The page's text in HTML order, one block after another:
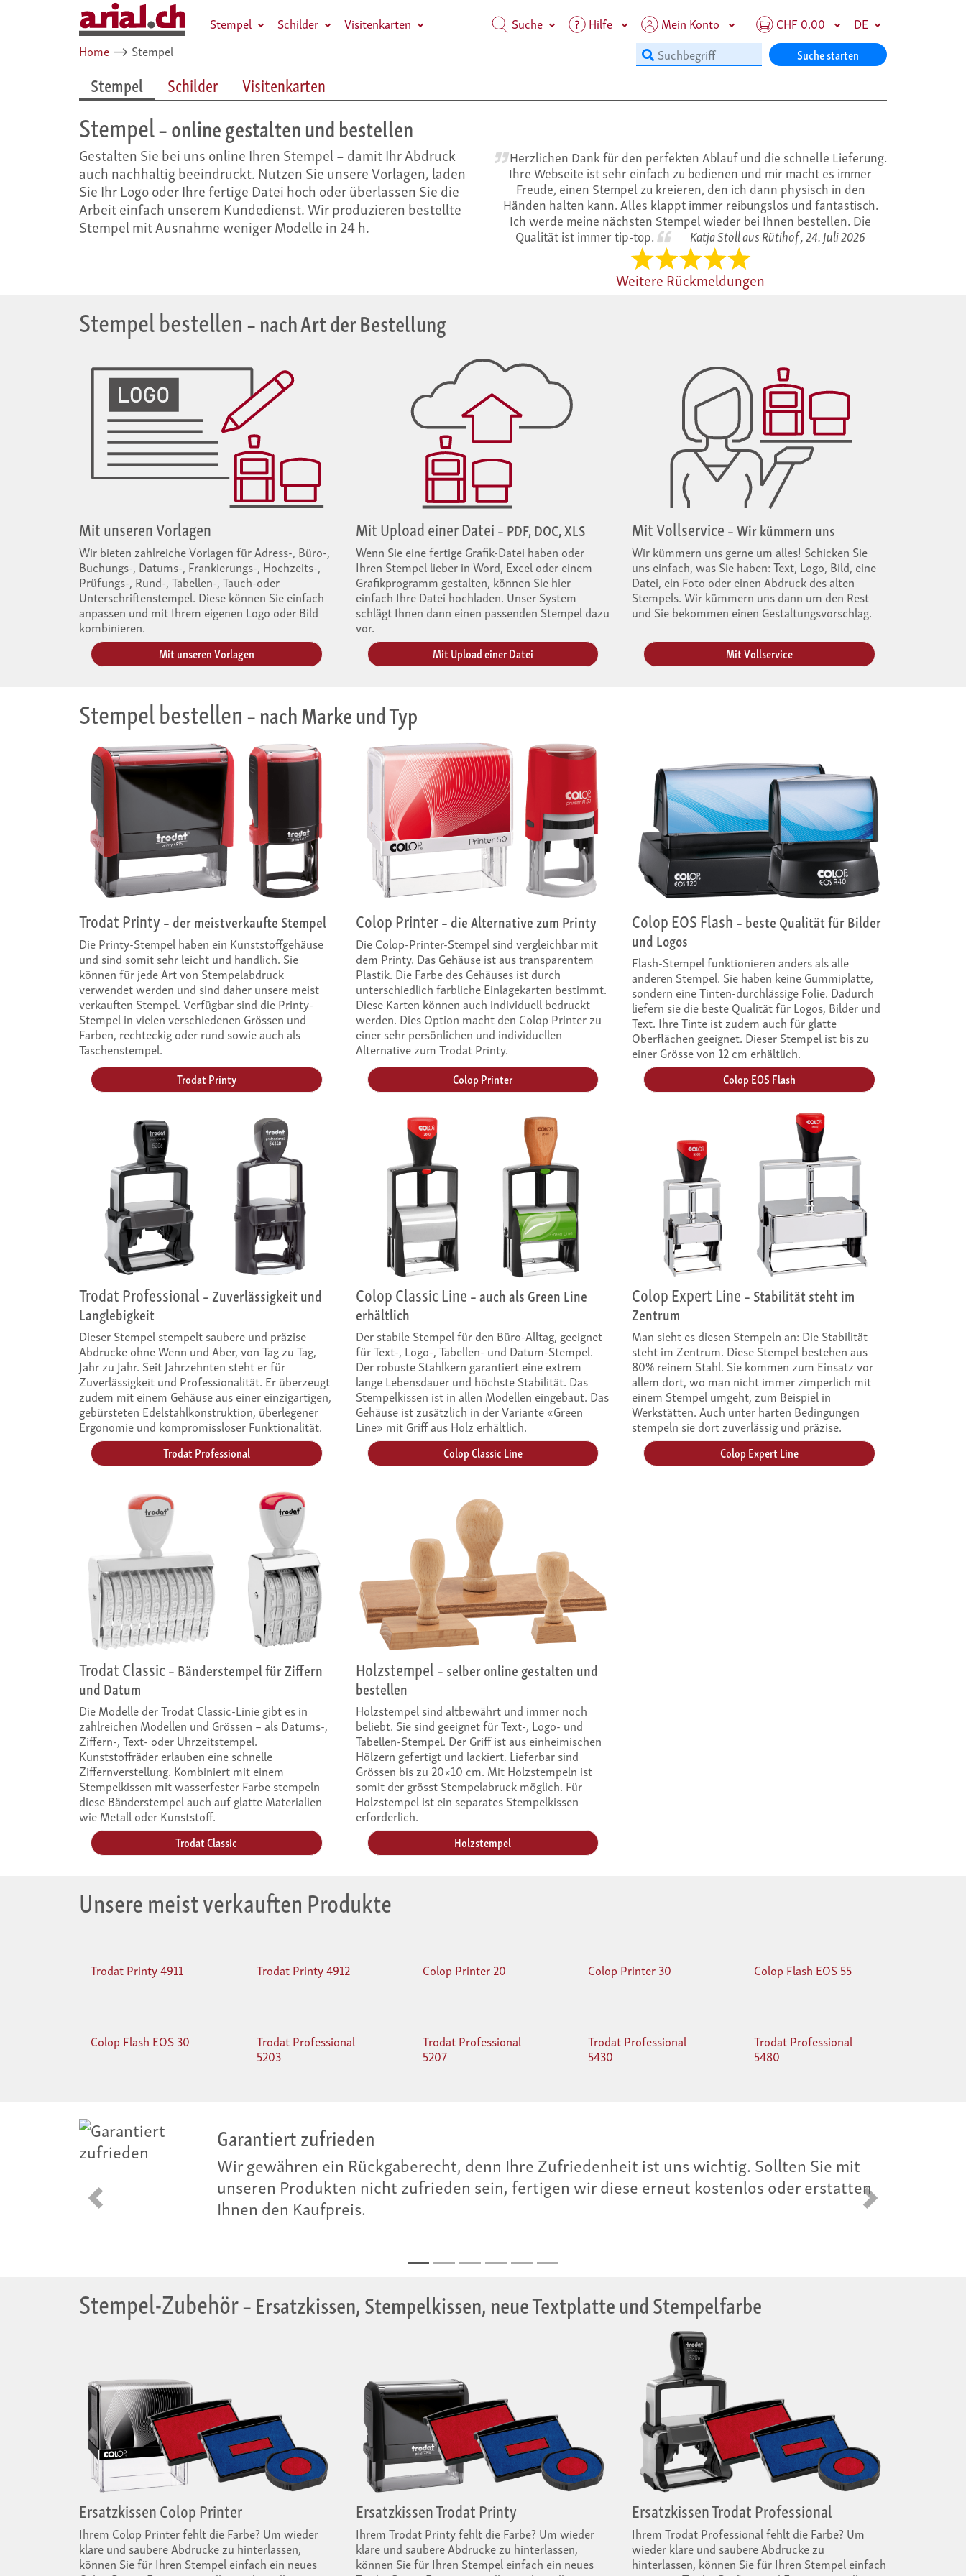
Stempel Schilder Visitenkarten Suche Hilfe Mein Konto CHF 0.00
DE
Home ⟶ Stempel Suche starten
Stempel Schilder Visitenkarten
Stempel– online gestalten und bestellen
Gestalten Sie bei uns online Ihren Stempel – damit Ihr Abdruck
auch nachhaltig beeindruckt. Nutzen Sie unsere Vorlagen, laden
Sie Ihr Logo oder Ihre fertige Datei hoch oder überlassen Sie die
Arbeit einfach unserem Kundedienst. Wir produzieren bestellte
Stempel mit Ausnahme weniger Modelle in 24 h.
Herzlichen Dank für den perfekten Ablauf und die schnelle Lieferung.
Ihre Webseite ist sehr einfach zu bedienen und mir macht es immer
Freude, einen Stempel zu kreieren, den ich dann physisch in den
Händen halten kann. Alles klappt immer reibungslos und fantastisch.
Ich werde meine nächsten Stempel wieder bei Ihnen bestellen. Die
Qualität ist immer tip-top. Katja Stoll aus Rütihof ,24. Juli 2026
Weitere Rückmeldungen
Stempel bestellen– nach Art der Bestellung
Mit unseren Vorlagen
Wir bieten zahlreiche Vorlagen für Adress-, Büro-,
Buchungs-, Datums-, Frankierungs-, Hochzeits-,
Prüfungs-, Rund-, Tabellen-, Tauch-oder
Unterschriftenstempel. Diese können Sie einfach
anpassen und mit Ihrem eigenen Logo oder Bild
kombinieren.
Mit unseren Vorlagen
Mit Upload einer Datei– PDF, DOC, XLS
Wenn Sie eine fertige Grafik-Datei haben oder
Ihren Stempel lieber in Word, Excel oder einem
Grafik­programm gestalten, können Sie hier
einfach Ihre Datei hochladen. Unser System
schlägt Ihnen dann einen passenden Stempel dazu
vor.
Mit Upload einer Datei
Mit Voll­service– Wir kümmern uns
Wir kümmern uns gerne um alles! Schicken Sie
uns einfach, was Sie haben: Text, Logo, Bild, eine
Datei, ein Foto oder einen Abdruck des alten
Stempels. Wir kümmern uns dann um den Rest
und Sie bekommen einen Gestal­tungsvorschlag.
Mit Voll­service
Stempel bestellen– nach Marke und Typ
Trodat Printy– der meistverkaufte Stempel
Die Printy-Stempel haben ein Kunststoffgehäuse
und sind somit sehr leicht und handlich. Sie
können für jede Art von Stempelabdruck
verwendet werden und sind daher unsere meist
verkauften Stempel. Verfügbar sind die Printy-
Stempel in vielen verschiedenen Grössen und
Farben, rechteckig oder rund sowie auch als
Taschenstempel.
Trodat Printy
Colop Printer– die Alternative zum Printy
Die Colop-Printer-Stempel sind vergleichbar mit
dem Printy. Das Gehäuse ist aus transparentem
Plastik. Die Farbe des Gehäuses ist durch
unterschiedlich farbliche Einlagekarten bestimmt.
Diese Karten können auch individuell bedruckt
werden. Dies Option macht den Colop Printer zu
einer sehr persönlichen und individuellen
Alternative zum Trodat Printy.
Colop Printer
Colop EOS Flash– beste Qualität für Bilder
und Logos
Flash-Stempel funktionieren anders als alle
anderen Stempel. Sie haben keine Gummiplatte,
sondern eine Tinten-durchlässige Folie. Dadurch
liefern sie die beste Qualität für Logos, Bilder und
Text. Ihre Tinte ist zudem auch für glatte
Oberflächen geeignet. Dieser Stempel ist bis zu
einer Grösse von 12 cm erhältlich.
Colop EOS Flash
Trodat Professional– Zuverlässigkeit und
Langlebigkeit
Dieser Stempel stempelt saubere und präzise
Abdrucke ohne Wenn und Aber, von Tag zu Tag,
Jahr zu Jahr. Seit Jahrzehnten steht er für
Zuverlässigkeit und Professionalität. Er überzeugt
zudem mit einem Gehäuse aus einer einzigartigen,
gebürsteten Edelstahlkonstruktion, überlegener
Ergonomie und kompromissloser Funktionalität.
Trodat Professional
Colop Classic Line– auch als Green Line
erhältlich
Der stabile Stempel für den Büro-Alltag, geeignet
für Text-, Logo-, Tabellen- und Datum-Stempel.
Der robuste Stahlkern garantiert eine extrem
lange Lebensdauer und höchste Stabilität. Das
Stempelkissen ist in allen Modellen eingebaut. Das
Gehäuse ist zusätzlich in der Variante «Green
Line» mit Griff aus Holz erhältlich.
Colop Classic Line
Colop Expert Line– Stabilität steht im
Zentrum
Man sieht es diesen Stempeln an: Die Stabilität
steht im Zentrum. Diese Stempel bestehen aus
80% reinem Stahl. Sie kommen zum Einsatz vor
allem dort, wo man nicht immer zimperlich mit
einem Stempel umgeht, zum Beispiel in
Werkstätten. Auch unter harten Bedingungen
stempeln sie dort zuverlässig und präzise.
Colop Expert Line
Trodat Classic– Bänderstempel für Ziffern
und Datum
Die Modelle der Trodat Classic-Linie gibt es in
zahlreichen Modellen und Grössen – als Datums-,
Ziffern-, Text- oder Uhrzeitstempel.
Kunststoffräder erlauben eine schnelle
Ziffernverstellung. Kombiniert mit einem
Stempelkissen mit wasserfester Farbe stempeln
diese Bänderstempel auch auf glatte Materialien
wie Metall oder Kunststoff.
Trodat Classic
Holzstempel– selber online gestalten und
bestellen
Holzstempel sind altbewährt und immer noch
beliebt. Sie sind geeignet für Text-, Logo- und
Tabellen-Stempel. Der Griff ist aus einheimischen
Hölzern gefertigt und lackiert. Lieferbar sind
Grössen bis zu 20×10 cm. Mit Holzstempeln ist
somit der grösst Stempelabruck möglich. Für
Holzstempel ist ein separates Stempelkissen
erforderlich.
Holzstempel
Unsere meist verkauften Produkte
Trodat Printy 4911 Trodat Printy 4912 Colop Printer 20 Colop Printer 30 Colop Flash EOS 55
Colop Flash EOS 30 Trodat Professional
5203
Trodat Professional
5207
Trodat Professional
5430
Trodat Professional
5480
Preisgarantie
Wir scheuen keinen Preisvergleich – darum gewähren wir Ihnen Preisgarantie. Wenn Sie das
gleiche Produkt bei gleichem Service bei einem anderen Anbieter billiger finden, erstatten
Ihnen die Preis-Differenz zurück. Vorwärts
Stempel-Zubehör– Ersatzkissen, Stempelkissen, neue Textplatte und Stempelfarbe
Ersatzkissen Colop Printer
Ihrem Colop Printer fehlt die Farbe? Um wieder
klare und saubere Abdrucke zu hinterlassen,
können Sie für Ihren Stempel einfach ein neues
Ersatzkissen Trodat Printy
Ihrem Trodat Printy fehlt die Farbe? Um wieder
klare und saubere Abdrucke zu hinterlassen,
können Sie für Ihren Stempel einfach ein neues
Ersatzkissen Trodat Professional
Ihrem Trodat Professional fehlt die Farbe? Um
wieder klare und saubere Abdrucke zu
hinterlassen, können Sie für Ihren Stempel einfach